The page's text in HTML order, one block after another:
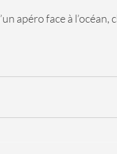
apéro face à l’océan,